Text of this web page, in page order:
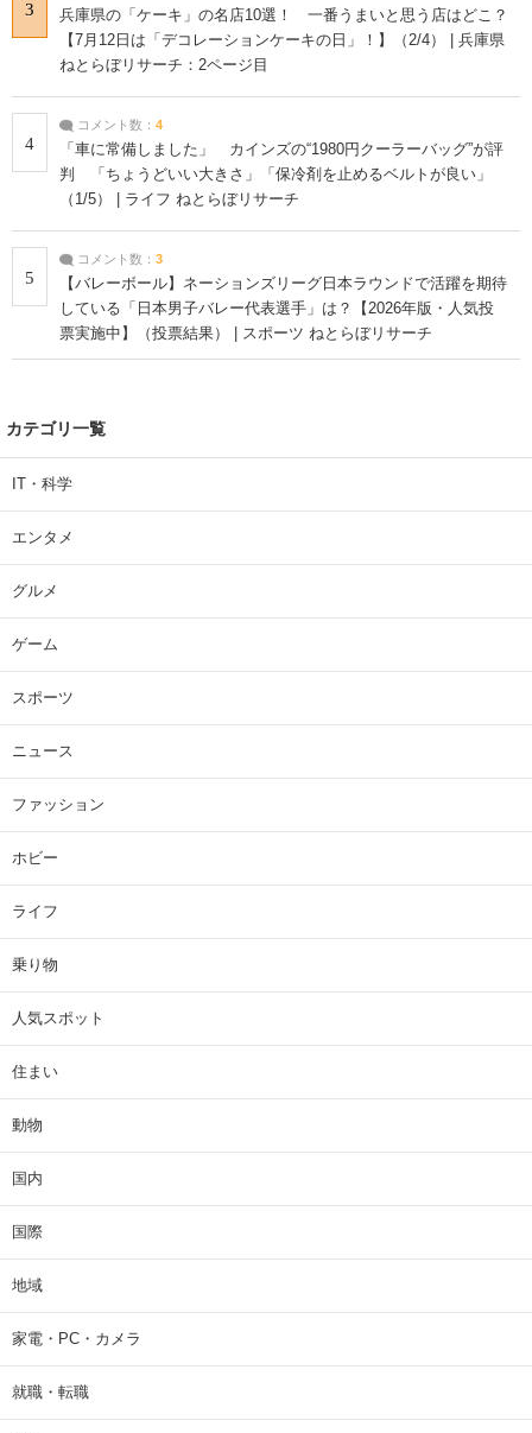
3
兵庫県の「ケーキ」の名店10選！ 一番うまいと思う店はどこ？
【7月12日は「デコレーションケーキの日」！】（2/4） | 兵庫県
ねとらぼリサーチ：2ページ目
4
コメント数： 4
「車に常備しました」 カインズの“1980円クーラーバッグ”が評
判 「ちょうどいい大きさ」「保冷剤を止めるベルトが良い」
（1/5） | ライフ ねとらぼリサーチ
5
コメント数： 3
【バレーボール】ネーションズリーグ日本ラウンドで活躍を期待
している「日本男子バレー代表選手」は？【2026年版・人気投
票実施中】（投票結果） | スポーツ ねとらぼリサーチ
カテゴリ一覧
IT・科学
エンタメ
グルメ
ゲーム
スポーツ
ニュース
ファッション
ホビー
ライフ
乗り物
人気スポット
住まい
動物
国内
国際
地域
家電・PC・カメラ
就職・転職